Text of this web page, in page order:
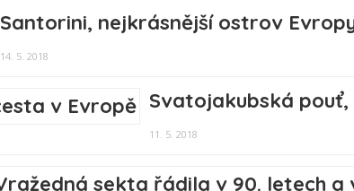
Santorini, nejkrásnější ostrov
14. 5. 2018
Svatojakubská
11. 5. 2018